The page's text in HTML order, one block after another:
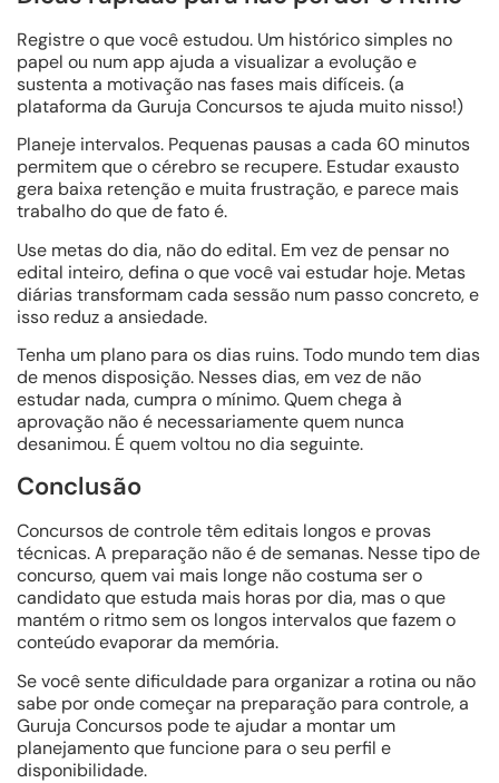
Registre o que você estudou. Um histórico simples no
papel ou num app ajuda a visualizar a evolução e
sustenta a motivação nas fases mais difíceis. (a
plataforma da Guruja Concursos te ajuda muito nisso!)
Planeje intervalos. Pequenas pausas a cada 60 minutos
permitem que o cérebro se recupere. Estudar exausto
gera baixa retenção e muita frustração, e parece mais
trabalho do que de fato é.
Use metas do dia, não do edital. Em vez de pensar no
edital inteiro, defina o que você vai estudar hoje. Metas
diárias transformam cada sessão num passo concreto, e
isso reduz a ansiedade.
Tenha um plano para os dias ruins. Todo mundo tem dias
de menos disposição. Nesses dias, em vez de não
estudar nada, cumpra o mínimo. Quem chega à
aprovação não é necessariamente quem nunca
desanimou. É quem voltou no dia seguinte.
Conclusão
Concursos de controle têm editais longos e provas
técnicas. A preparação não é de semanas. Nesse tipo de
concurso, quem vai mais longe não costuma ser o
candidato que estuda mais horas por dia, mas o que
mantém o ritmo sem os longos intervalos que fazem o
conteúdo evaporar da memória.
Se você sente dificuldade para organizar a rotina ou não
sabe por onde começar na preparação para controle, a
Guruja Concursos pode te ajudar a montar um
planejamento que funcione para o seu perfil e
disponibilidade.